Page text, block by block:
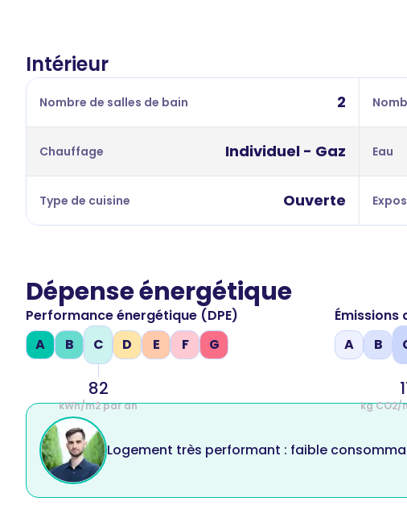
Intérieur
Nombre de salles de bain 2
Chauffage Individuel - Gaz Eau
Type de cuisine Ouverte
Dépense énergétique
Performance énergétique (DPE)
A
B C
82
kWh/m2 par an
D E F G
Émissions
A
B
kg CO2/
Logement très performant : faible